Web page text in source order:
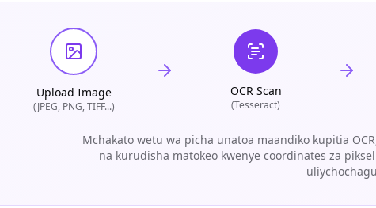
Upload Image
(JPEG, PNG, TIFF...)
OCR Scan
(Tesseract)
Mchakato wetu wa picha unatoa maandiko kupitia
na kurudisha matokeo kwenye coordinates za